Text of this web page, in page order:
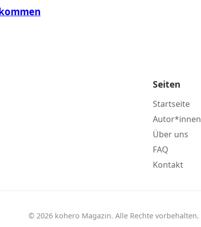
Seiten
Startseite
Autor*innen
Über uns
FAQ
Kontakt
© 2026 kohero Magazin. Alle Rechte vorbehalten.